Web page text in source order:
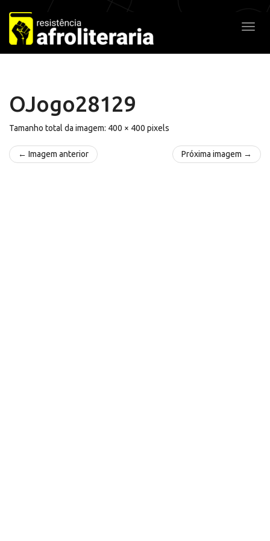
Pular
para
o
conteúdo
OJogo28129
Tamanho total da imagem: 400 × 400 pixels
← Imagem anterior Próxima imagem →